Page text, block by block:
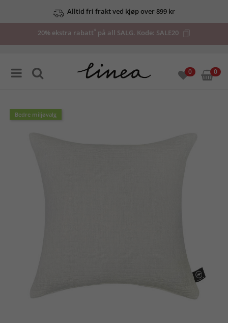
Alltid fri frakt ved kjøp over 899 kr
20% ekstra rabatt* på all SALG. Kode: SALE20
0 0
Bedre miljøvalg